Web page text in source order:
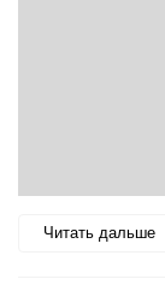
Читать дальше